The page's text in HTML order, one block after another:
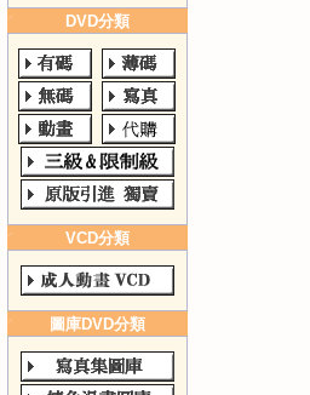
DVD分類
VCD分類
圖庫DVD分類